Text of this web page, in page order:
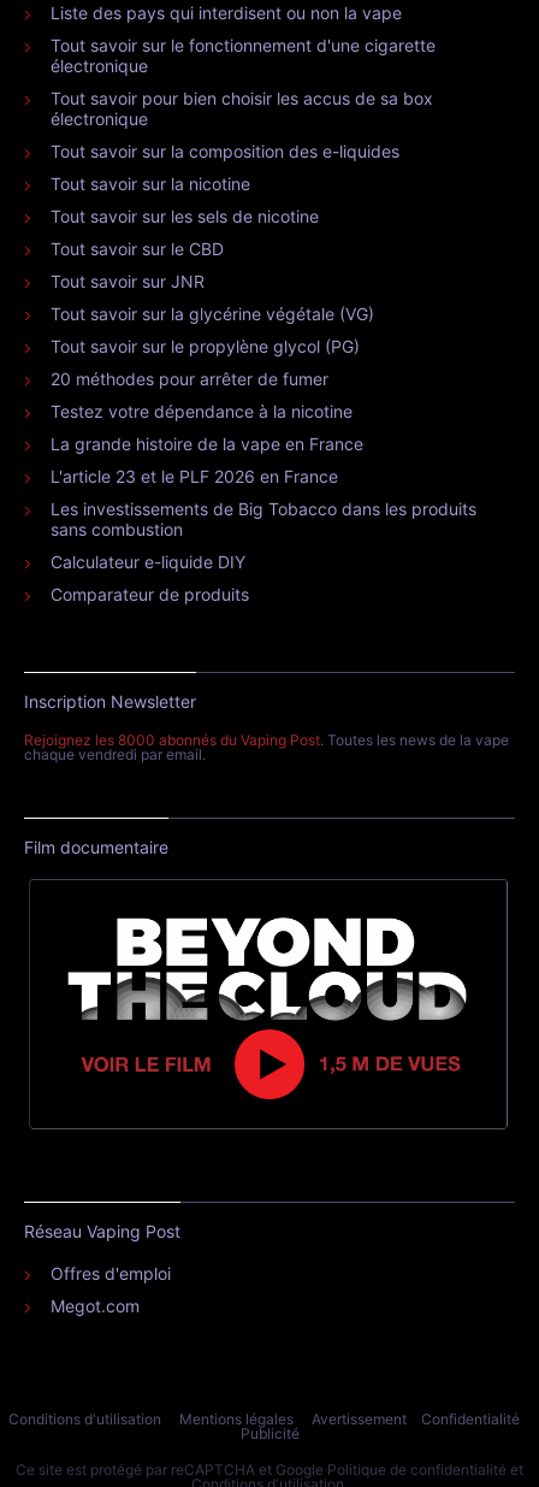
Liste des pays qui interdisent ou non la vape
Tout savoir sur le fonctionnement d'une cigarette
électronique
Tout savoir pour bien choisir les accus de sa box
électronique
Tout savoir sur la composition des e-liquides
Tout savoir sur la nicotine
Tout savoir sur les sels de nicotine
Tout savoir sur le CBD
Tout savoir sur JNR
Tout savoir sur la glycérine végétale (VG)
Tout savoir sur le propylène glycol (PG)
20 méthodes pour arrêter de fumer
Testez votre dépendance à la nicotine
La grande histoire de la vape en France
L'article 23 et le PLF 2026 en France
Les investissements de Big Tobacco dans les produits
sans combustion
Calculateur e-liquide DIY
Comparateur de produits
Inscription Newsletter
Rejoignez les 8000 abonnés du Vaping Post. Toutes les news de la vape
chaque vendredi par email.
Film documentaire
Réseau Vaping Post
Offres d'emploi
Megot.com
Conditions d'utilisation Mentions légales Avertissement
Confidentialité
Publicité
Ce site est protégé par reCAPTCHA et Google Politique de confidentialité et